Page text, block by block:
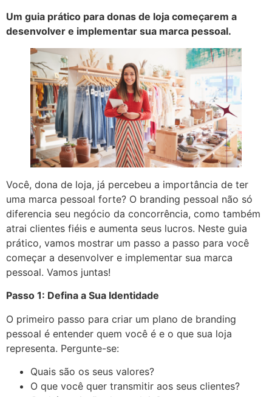
Um guia prático para donas de loja começarem a
desenvolver e implementar sua marca pessoal.
Você, dona de loja, já percebeu a importância de ter
uma marca pessoal forte? O branding pessoal não só
diferencia seu negócio da concorrência, como também
atrai clientes fiéis e aumenta seus lucros. Neste guia
prático, vamos mostrar um passo a passo para você
começar a desenvolver e implementar sua marca
pessoal. Vamos juntas!
Passo 1: Defina a Sua Identidade
O primeiro passo para criar um plano de branding
pessoal é entender quem você é e o que sua loja
representa. Pergunte-se:
Quais são os seus valores?
O que você quer transmitir aos seus clientes?